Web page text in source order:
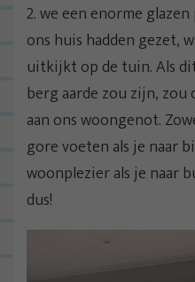
2. we een enorme
ons huis hadden gezet,
uitkijkt op de tuin. Als
berg aarde zou zijn,
aan ons woongenot.
gore voeten als je naar
woonplezier als je naar
dus!